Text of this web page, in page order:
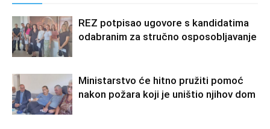
REZ potpisao ugovore s kandidatima
odabranim za stručno osposobljavanje
Ministarstvo će hitno pružiti pomoć
nakon požara koji je uništio njihov dom